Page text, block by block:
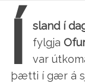
Í sland í
fylgja
var
þætti í gær á